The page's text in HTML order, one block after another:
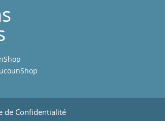
de Confidentialité